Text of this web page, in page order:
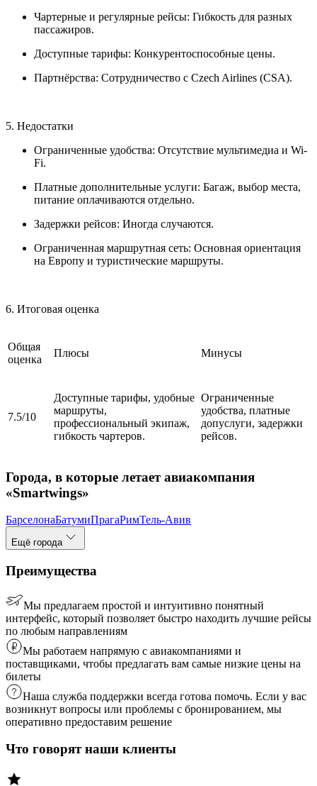
Чартерные и регулярные рейсы: Гибкость для разных
пассажиров.
Доступные тарифы: Конкурентоспособные цены.
Партнёрства: Сотрудничество с Czech Airlines (CSA).
5. Недостатки
Ограниченные удобства: Отсутствие мультимедиа и Wi-
Fi.
Платные дополнительные услуги: Багаж, выбор места,
питание оплачиваются отдельно.
Задержки рейсов: Иногда случаются.
Ограниченная маршрутная сеть: Основная ориентация
на Европу и туристические маршруты.
6. Итоговая оценка
Общая
оценка
Плюсы Минусы
7.5/10
Доступные тарифы, удобные
маршруты,
профессиональный экипаж,
гибкость чартеров.
Ограниченные
удобства, платные
допуслуги, задержки
рейсов.
Города, в которые летает авиакомпания
«Smartwings»
БарселонаБатумиПрагаРимТель-Авив
Ещё города
Преимущества
Мы предлагаем простой и интуитивно понятный
интерфейс, который позволяет быстро находить лучшие рейсы
по любым направлениям
Мы работаем напрямую с авиакомпаниями и
поставщиками, чтобы предлагать вам самые низкие цены на
билеты
Наша служба поддержки всегда готова помочь. Если у вас
возникнут вопросы или проблемы с бронированием, мы
оперативно предоставим решение
Что говорят наши клиенты